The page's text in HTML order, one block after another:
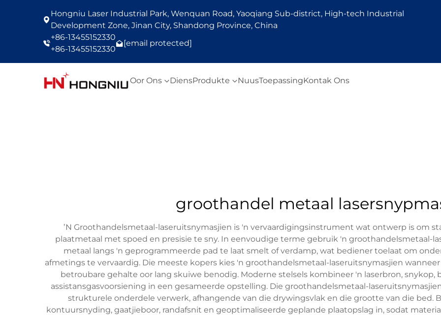
Hongniu Laser Industrial Park, Wenquan Road, Yaoqiang Sub-district, High-tech Industrial
Development Zone, Jinan City, Shandong Province, China
+86-13455152330
+86-13455152330
[email protected]
Oor Ons DiensProdukte NuusToepassingKontak Ons
groothandel metaal
ʼN Groothandelsmetaal-laseruitsnymasjien is 'n vervaardigingsinstrument wat ontwerp is om
plaatmetaal met spoed en presisie te sny. In eenvoudige terme gebruik 'n groothandelsmetaal-
metaal langs 'n geprogrammeerde pad te laat smelt of verdamp, wat bediener toelaat om
afmetings te vervaardig. Die meeste kopers kies 'n groothandelsmetaal-laseruitsnymasjien
betroubare gehalte oor lang skuiwe benodig. Moderne stelsels kombineer 'n laserbron,
assistansgasvoorsiening in een gesameerde opstelling. Die groothandelsmetaal-
strukturele onderdele verwerk, afhangende van die drywingsvlak en die grootte van die bed.
kontuursnyding, gaatjieboor, randafsnit en geoptimaliseerde geplande plaatopslag in, sodat